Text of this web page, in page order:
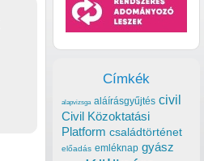
Címkék
alapvizsga aláírásgyűjtés civil
Civil Közoktatási
Platform családtörténet
előadás emléknap gyász